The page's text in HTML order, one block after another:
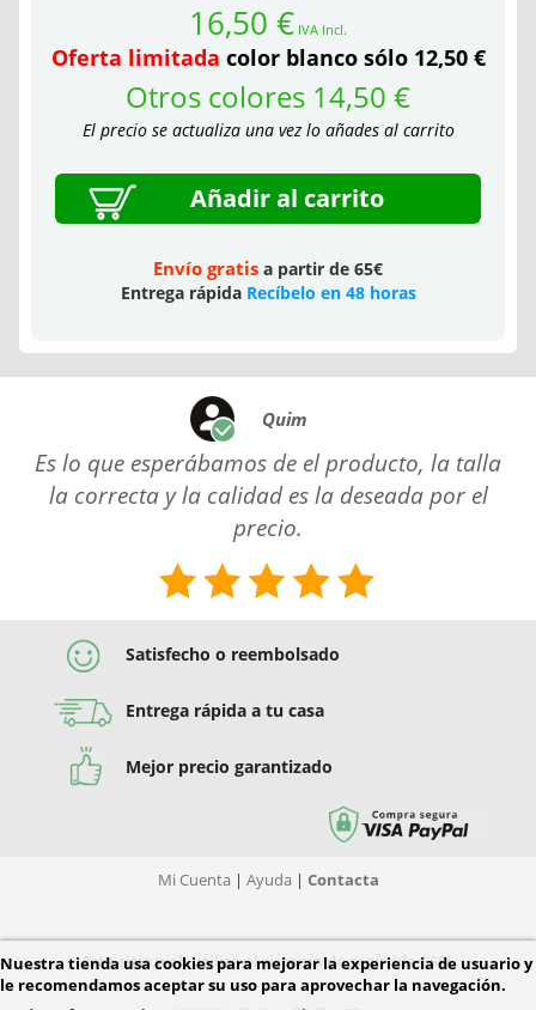
Nuestra tienda usa cookies para mejorar la experiencia de usuario y
le recomendamos aceptar su uso para aprovechar la navegación.
16,50 € IVA Incl.
Oferta limitada color blanco sólo 12,50 €
Otros colores 14,50 €
El precio se actualiza una vez lo añades al carrito
Añadir al carrito
Envío gratis a partir de 65€
Entrega rápida Recíbelo en 48 horas
Quim
Es lo que esperábamos de el producto, la talla
la correcta y la calidad es la deseada por el
precio.
Satisfecho o reembolsado
Entrega rápida a tu casa
Mejor precio garantizado
Mi Cuenta | Ayuda | Contacta
Este sitio web utiliza el sistema de seguridad SSL